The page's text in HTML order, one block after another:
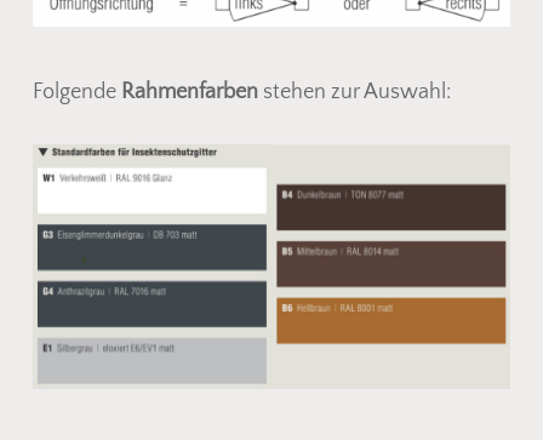
Folgende Rahmenfarbenstehen zur Auswahl: